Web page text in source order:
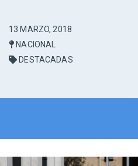
13 MARZO, 2018
NACIONAL
DESTACADAS